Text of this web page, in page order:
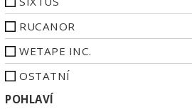
RUCANOR
WETAPE INC.
OSTATNÍ
POHLAVÍ